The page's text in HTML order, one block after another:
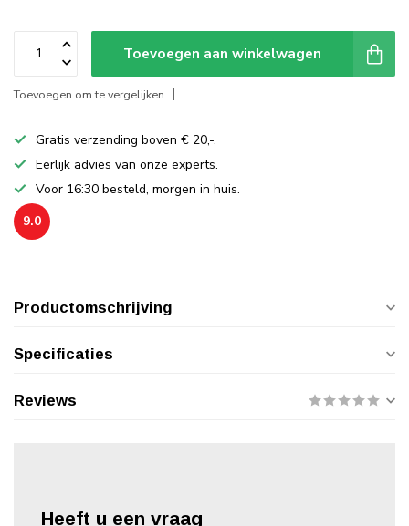
Toevoegen aan winkelwagen
Toevoegen om te vergelijken
Gratis verzending boven € 20,-.
Eerlijk advies van onze experts.
Voor 16:30 besteld, morgen in huis.
9.0
Productomschrijving
Specificaties
Reviews
Heeft u een vraag